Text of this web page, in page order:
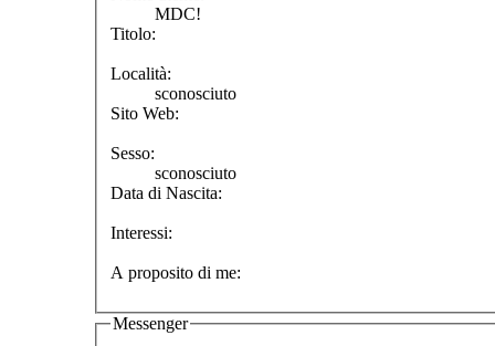
MDC!
Titolo:
Località:
sconosciuto
Sito Web:
Sesso:
sconosciuto
Data di Nascita:
Interessi:
A proposito di me:
Messenger